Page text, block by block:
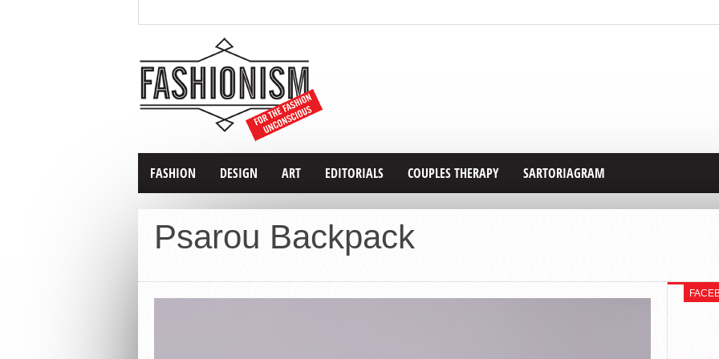
FASHION DESIGN ART EDITORIALS COUPLES THERAPY SARTORIAGRAM
Psarou Backpack